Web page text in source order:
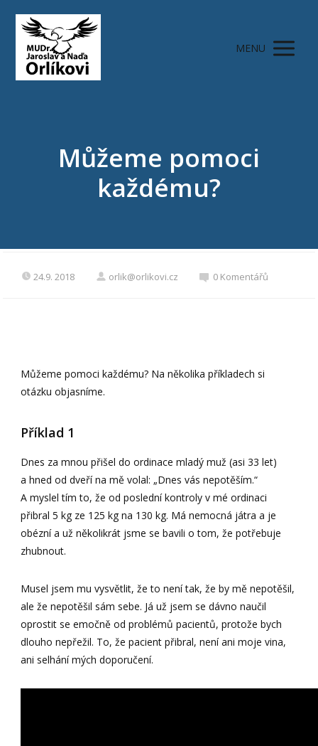
MENU
Můžeme pomoci
každému?
24.9. 2018 orlik@orlikovi.cz 0 Komentářů
Můžeme pomoci každému? Na několika příkladech si
otázku objasníme.
Příklad 1
Dnes za mnou přišel do ordinace mladý muž (asi 33 let)
a hned od dveří na mě volal: „Dnes vás nepotěším.“
A myslel tím to, že od poslední kontroly v mé ordinaci
přibral 5 kg ze 125 kg na 130 kg. Má nemocná játra a je
obézní a už několikrát jsme se bavili o tom, že potřebuje
zhubnout.
Musel jsem mu vysvětlit, že to není tak, že by mě nepotěšil,
ale že nepotěšil sám sebe. Já už jsem se dávno naučil
oprostit se emočně od problémů pacientů, protože bych
dlouho nepřežil. To, že pacient přibral, není ani moje vina,
ani selhání mých doporučení.